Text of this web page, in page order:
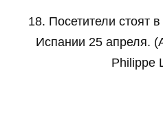
18. Посетители стоят
Испании 25 апреля.
Philippe